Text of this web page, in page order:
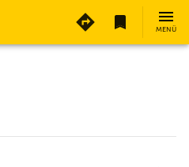
MENÜ